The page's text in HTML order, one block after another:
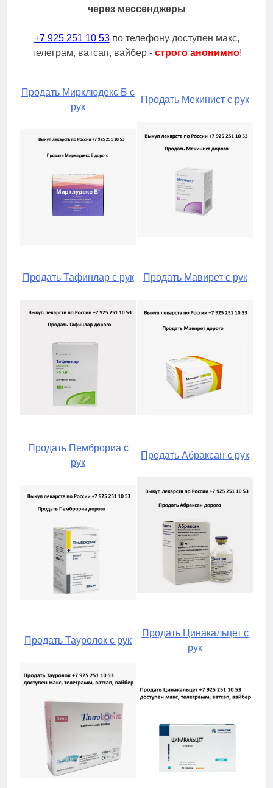
через мессенджеры
+7 925 251 10 53по телефону доступен макс,
телеграм, ватсап, вайбер - строго анонимно!
Продать Мирклюдекс Б с
рук
Продать Мекинист с рук
Продать Тафинлар с рук Продать Мавирет с рук
Продать Пемброриа с
рук
Продать Абраксан с рук
Продать Тауролок с рук
Продать Цинакальцет с
рук